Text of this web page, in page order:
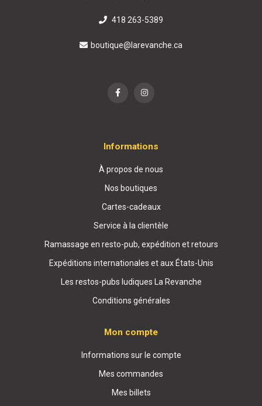
418 263-5389
boutique@larevanche.ca
Informations
À propos de nous
Nos boutiques
Cartes-cadeaux
Service à la clientèle
Ramassage en resto-pub, expédition et retours
Expéditions internationales et aux États-Unis
Les restos-pubs ludiques La Revanche
Conditions générales
Mon compte
Informations sur le compte
Mes commandes
Mes billets